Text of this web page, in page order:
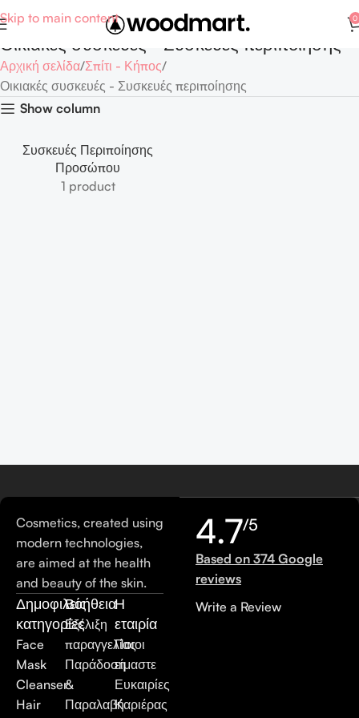
Skip to main content 0
Οικιακές συσκευές - Συσκευές περιποίησης
Αρχική σελίδα Σπίτι - Κήπος
Οικιακές συσκευές - Συσκευές περιποίησης
Show column
Συσκευές Περιποίησης
Προσώπου
1 product
Cosmetics, created using
modern technologies,
are aimed at the health
and beauty of the skin.
Δημοφιλείς
κατηγορίες
Face
Mask
Cleanser
Hair
Βοήθεια
Εξέλιξη
παραγγελίας
Παράδοση
&
Παραλαβή
Η
εταιρία
Ποιοι
είμαστε
Ευκαιρίες
Καριέρας
4.7/5
Based on 374 Google
reviews
Write a Review